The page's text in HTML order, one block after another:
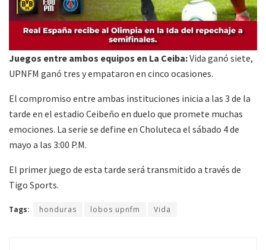
Juegos entre ambos equipos en La Ceiba:Vida ganó siete,
UPNFM ganó tres y empataron en cinco ocasiones.
El compromiso entre ambas instituciones inicia a las 3 de la
tarde en el estadio Ceibeño en duelo que promete muchas
emociones. La serie se define en Choluteca el sábado 4 de
mayo a las 3:00 P.M.
El primer juego de esta tarde será transmitido a través de
Tigo Sports.
Tags: honduras lobos upnfm Vida